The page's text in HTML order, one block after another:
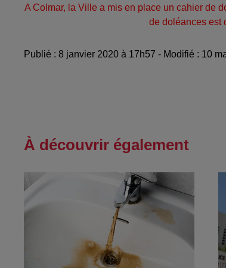
A Colmar, la Ville a mis en place un cahier de
de doléances est
Publié : 8 janvier 2020 à 17h57 - Modifié : 10
À découvrir également